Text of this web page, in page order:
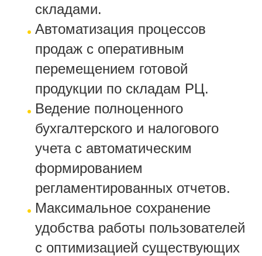
складами.
Автоматизация процессов
продаж с оперативным
перемещением готовой
продукции по складам РЦ.
Ведение полноценного
бухгалтерского и налогового
учета с автоматическим
формированием
регламентированных отчетов.
Максимальное сохранение
удобства работы пользователей
с оптимизацией существующих